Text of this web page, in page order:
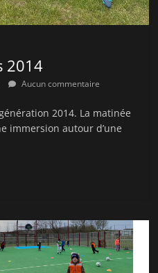
2014
Aucun commentaire
2014. La matinée
immersion autour d’une